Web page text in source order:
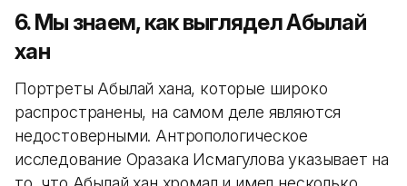
6. Мы знаем, как выглядел Абылай
хан
Портреты Абылай хана, которые широко
распространены, на самом деле являются
недостоверными. Антропологическое
исследование Оразака Исмагулова указывает на